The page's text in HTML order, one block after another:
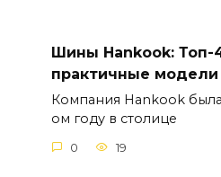
Шины Hankook: Топ-
практичные модели
Компания Hankook
ом году в столице
0 19